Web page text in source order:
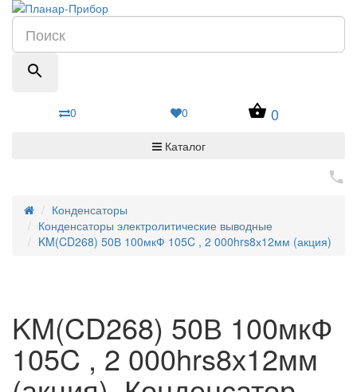
0 0 0
Каталог
Конденсаторы
Конденсаторы электролитические выводные
KM(CD268) 50В 100мкФ 105C , 2 000hrs8х12мм (акция)
KM(CD268) 50В 100мкФ
105C , 2 000hrs8х12мм